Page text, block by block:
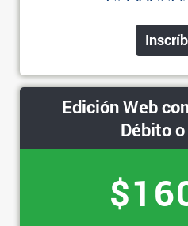
Edición Web
Débito o